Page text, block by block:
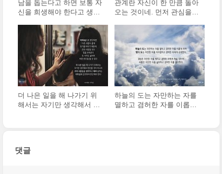
남을 돕는다고 하면 보통 자
신을 희생해야 한다고 생각
도울 때 가장 덕을 보는 것
은 자기 자신이고, 최고의
행복을 얻는 것도 자기 자신
이다.
관계란 자신이 한 만큼 돌아
오는 것이네. 먼저 관심을
먼저 공감하고, 먼저 칭찬하
고, 먼저 웃으면, 그 따뜻한
것들이 나에게 돌아오지.
더 나은 일을 해 나가기 위
해서는 자기만 생각해서 판
하늘의 도는 자만하는 자를
멸하고 겸허한 자를 이롭게
댓글